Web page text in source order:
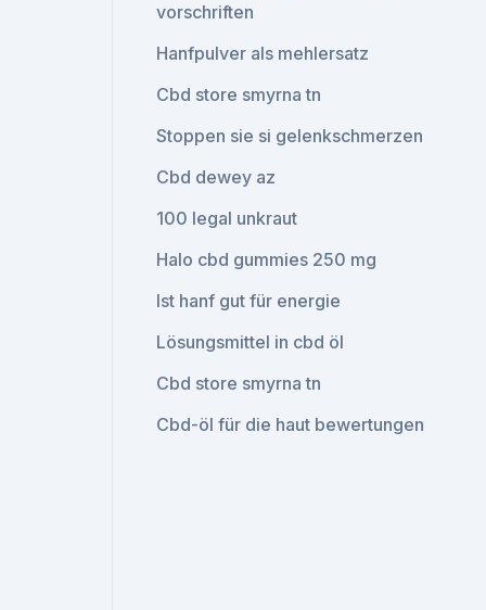
vorschriften
Hanfpulver als mehlersatz
Cbd store smyrna tn
Stoppen sie si gelenkschmerzen
Cbd dewey az
100 legal unkraut
Halo cbd gummies 250 mg
Ist hanf gut für energie
Lösungsmittel in cbd öl
Cbd store smyrna tn
Cbd-öl für die haut bewertungen